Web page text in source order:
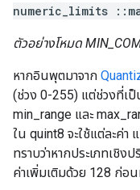
numeric_limits
ตัวอย่างโหมด
หากอินพุตมาจาก
(ช่วง 0-255) แต่ช่วงที่เป็
min_range และ
ใน quint8 จะใช้แต่ละค่
ทราบว่าหากประเภทเชิง
ค่าเพิ่มเติมด้วย 128 ก่อ